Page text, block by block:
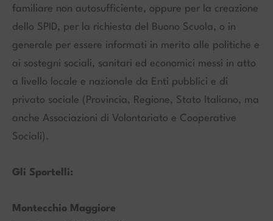
familiare non autosufficiente, oppure per la creazione
dello SPID, per la richiesta del Buono Scuola, o in
generale per essere informati in merito alle politiche e
ai sostegni sociali, sanitari ed economici messi in atto
a livello locale e nazionale da Enti pubblici e di
privato sociale (Provincia, Regione, Stato Italiano, ma
anche Associazioni di Volontariato e Cooperative
Sociali).
Gli Sportelli:
Montecchio Maggiore